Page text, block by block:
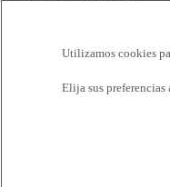
red, con encuestas o
Conforme a la demanda
Utilizamos cookies
Elija sus